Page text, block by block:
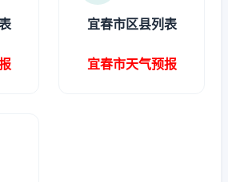
宜春市区县列表
宜春市天气预报